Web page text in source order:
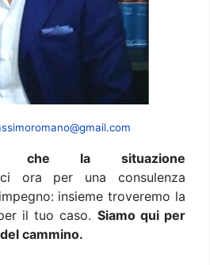
che la situazione
ora per una consulenza
insieme troveremo la
il tuo caso. Siamo qui per
cammino.